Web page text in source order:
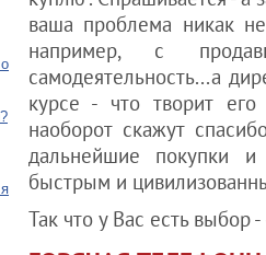
ваша проблема никак
например, с
самодеятельность...а
курсе - что творит
наоборот скажут
дальнейшие покупки
быстрым и
Так что у Вас есть выбор